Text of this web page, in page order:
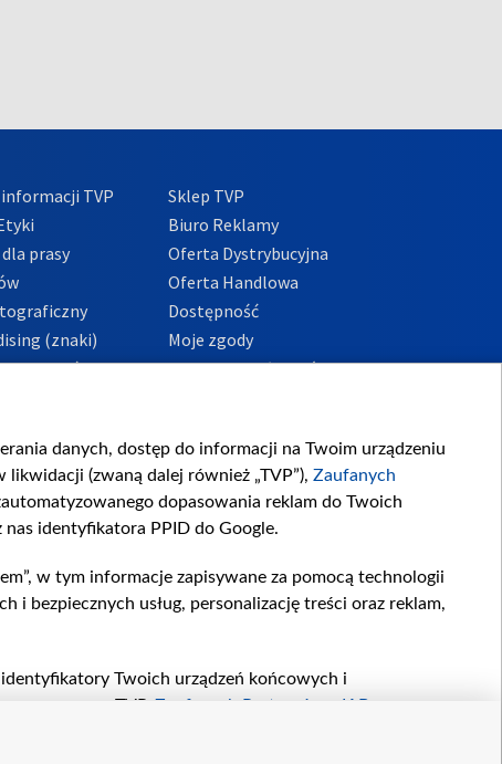
TVP
prasy
(znaki)
Sklep TVP
Biuro Reklamy
Oferta Dystrybucyjna
Oferta Handlowa
Dostępność
Moje zgody
Procedura zgłoszeń
danych, dostęp do informacji na Twoim urządzeniu
(zwaną dalej również „TVP”), Zaufanych
dopasowania reklam do Twoich
identyfikatora PPID do Google.
w tym informacje zapisywane za pomocą technologii
bezpiecznych usług, personalizację treści oraz reklam,
Twoich urządzeń końcowych i
przez TVP, Zaufanych Partnerów z IAB
lub dostęp do nich, wyboru podstawowych reklam,
wyboru spersonalizowanych treści, pomiaru